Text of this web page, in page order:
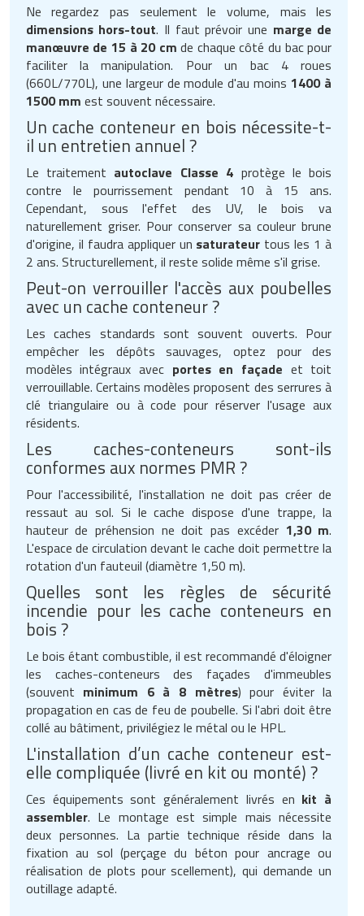
Ne regardez pas seulement le volume, mais les
dimensions hors-tout. Il faut prévoir une marge de
manœuvre de 15 à 20 cm de chaque côté du bac pour
faciliter la manipulation. Pour un bac 4 roues
(660L/770L), une largeur de module d'au moins 1400 à
1500 mm est souvent nécessaire.
Un cache conteneur en bois nécessite-t-
il un entretien annuel ?
Le traitement autoclave Classe 4 protège le bois
contre le pourrissement pendant 10 à 15 ans.
Cependant, sous l'effet des UV, le bois va
naturellement griser. Pour conserver sa couleur brune
d'origine, il faudra appliquer un saturateur tous les 1 à
2 ans. Structurellement, il reste solide même s'il grise.
Peut-on verrouiller l'accès aux poubelles
avec un cache conteneur ?
Les caches standards sont souvent ouverts. Pour
empêcher les dépôts sauvages, optez pour des
modèles intégraux avec portes en façade et toit
verrouillable. Certains modèles proposent des serrures à
clé triangulaire ou à code pour réserver l'usage aux
résidents.
Les caches-conteneurs sont-ils
conformes aux normes PMR ?
Pour l'accessibilité, l'installation ne doit pas créer de
ressaut au sol. Si le cache dispose d'une trappe, la
hauteur de préhension ne doit pas excéder 1,30 m.
L'espace de circulation devant le cache doit permettre la
rotation d'un fauteuil (diamètre 1,50 m).
Quelles sont les règles de sécurité
incendie pour les cache conteneurs en
bois ?
Le bois étant combustible, il est recommandé d'éloigner
les caches-conteneurs des façades d'immeubles
(souvent minimum 6 à 8 mètres) pour éviter la
propagation en cas de feu de poubelle. Si l'abri doit être
collé au bâtiment, privilégiez le métal ou le HPL.
L'installation d’un cache conteneur est-
elle compliquée (livré en kit ou monté) ?
Ces équipements sont généralement livrés en kit à
assembler. Le montage est simple mais nécessite
deux personnes. La partie technique réside dans la
fixation au sol (perçage du béton pour ancrage ou
réalisation de plots pour scellement), qui demande un
outillage adapté.